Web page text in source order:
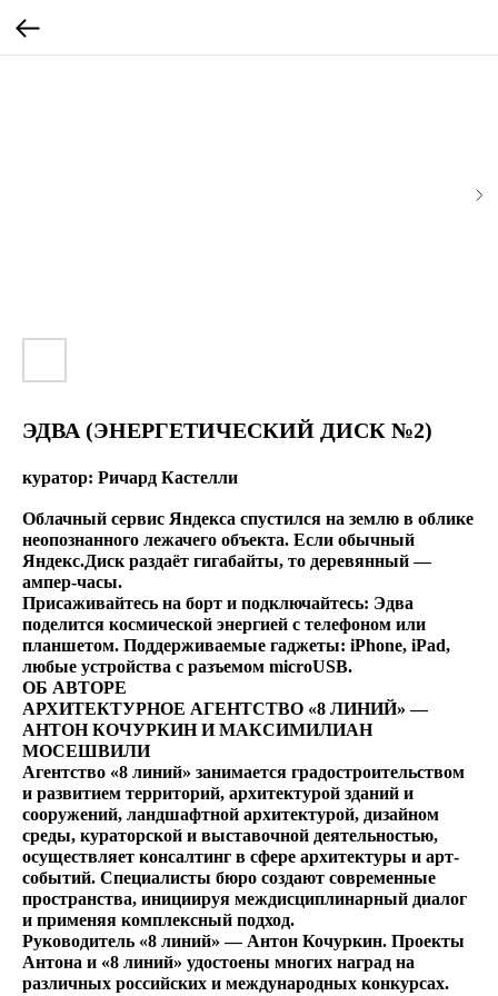
ЭДВА (ЭНЕРГЕТИЧЕСКИЙ ДИСК №2)
куратор: Ричард Кастелли
Облачный сервис Яндекса спустился на землю в облике
неопознанного лежачего объекта. Если обычный
Яндекс.Диск раздаёт гигабайты, то деревянный —
ампер-часы.
Присаживайтесь на борт и подключайтесь: Эдва
поделится космической энергией с телефоном или
планшетом. Поддерживаемые гаджеты: iPhone, iPad,
любые устройства c разъемом microUSB.
ОБ АВТОРЕ
АРХИТЕКТУРНОЕ АГЕНТСТВО «8 ЛИНИЙ» —
АНТОН КОЧУРКИН И МАКСИМИЛИАН
МОСЕШВИЛИ
Агентство «8 линий» занимается градостроительством
и развитием территорий, архитектурой зданий и
сооружений, ландшафтной архитектурой, дизайном
среды, кураторской и выставочной деятельностью,
осуществляет консалтинг в сфере архитектуры и арт-
событий. Специалисты бюро создают современные
пространства, инициируя междисциплинарный диалог
и применяя комплексный подход.
Руководитель «8 линий» — Антон Кочуркин. Проекты
Антона и «8 линий» удостоены многих наград на
различных российских и международных конкурсах.